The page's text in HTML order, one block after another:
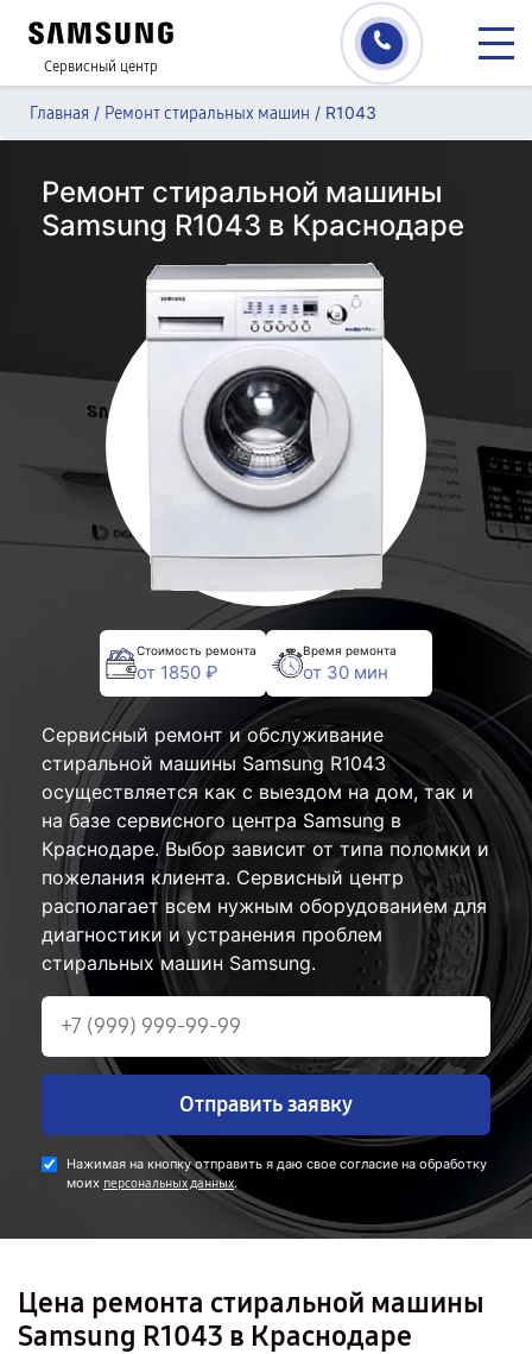
Сервисный центр
Главная / Ремонт стиральных машин / R1043
Ремонт стиральной машины
Samsung R1043 в Краснодаре
Стоимость ремонта
от 1850 ₽
Время ремонта
от 30 мин
Сервисный ремонт и обслуживание
стиральной машины Samsung R1043
осуществляется как с выездом на дом, так и
на базе сервисного центра Samsung в
Краснодаре. Выбор зависит от типа поломки и
пожелания клиента. Сервисный центр
располагает всем нужным оборудованием для
диагностики и устранения проблем
стиральных машин Samsung.
Отправить заявку
Нажимая на кнопку отправить я даю свое согласие на обработку
моих персональных данных.
Цена ремонта стиральной машины
Samsung R1043 в Краснодаре